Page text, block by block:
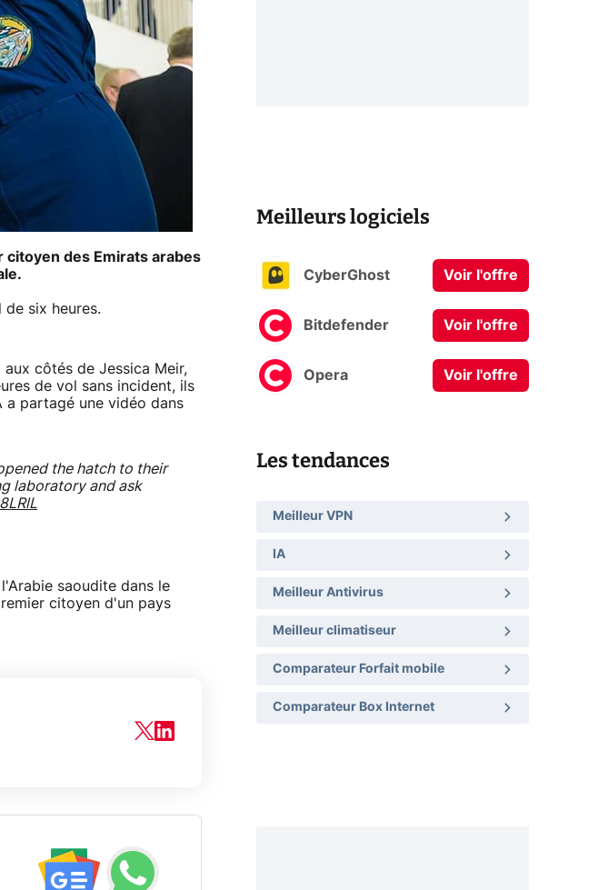
citoyen des Emirats arabes
de six heures.
côtés de Jessica Meir,
de vol sans incident, ils
a partagé une vidéo dans
the hatch to their
laboratory and ask
saoudite dans le
citoyen d'un pays
Meilleurs logiciels
CyberGhost Voir l'offre
Bitdefender Voir l'offre
Opera Voir l'offre
Les tendances
Meilleur VPN
IA
Meilleur Antivirus
Meilleur climatiseur
Comparateur Forfait mobile
Comparateur Box Internet